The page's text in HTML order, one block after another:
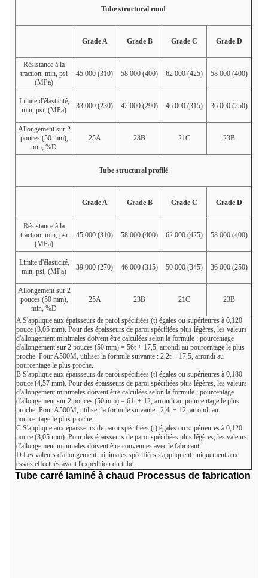
Tube structural rond
Grade A Grade B Grade C Grade D
Résistance à la
traction, min, psi
(MPa)
45 000 (310) 58 000 (400) 62 000 (425) 58 000 (400)
Limite d'élasticité,
min, psi, (MPa)
33 000 (230) 42 000 (290) 46 000 (315) 36 000 (250)
Allongement sur 2
pouces (50 mm),
min, %D
25A 23B 21C 23B
Tube structural profilé
Grade A Grade B Grade C Grade D
Résistance à la
traction, min, psi
(MPa)
45 000 (310) 58 000 (400) 62 000 (425) 58 000 (400)
Limite d'élasticité,
min, psi, (MPa)
39 000 (270) 46 000 (315) 50 000 (345) 36 000 (250)
Allongement sur 2
pouces (50 mm),
min, %D
25A 23B 21C 23B
A S'applique aux épaisseurs de paroi spécifiées (t) égales ou supérieures à 0,120
pouce (3,05 mm). Pour des épaisseurs de paroi spécifiées plus légères, les valeurs
d'allongement minimales doivent être calculées selon la formule : pourcentage
d'allongement sur 2 pouces (50 mm) = 56t + 17,5, arrondi au pourcentage le plus
proche. Pour A500M, utiliser la formule suivante : 2,2t + 17,5, arrondi au
pourcentage le plus proche.
B S'applique aux épaisseurs de paroi spécifiées (t) égales ou supérieures à 0,180
pouce (4,57 mm). Pour des épaisseurs de paroi spécifiées plus légères, les valeurs
d'allongement minimales doivent être calculées selon la formule : pourcentage
d'allongement sur 2 pouces (50 mm) = 61t + 12, arrondi au pourcentage le plus
proche. Pour A500M, utiliser la formule suivante : 2,4t + 12, arrondi au
pourcentage le plus proche.
C S'applique aux épaisseurs de paroi spécifiées (t) égales ou supérieures à 0,120
pouce (3,05 mm). Pour des épaisseurs de paroi spécifiées plus légères, les valeurs
d'allongement minimales doivent être convenues avec le fabricant.
D Les valeurs d'allongement minimales spécifiées s'appliquent uniquement aux
essais effectués avant l'expédition du tube.
Tube carré laminé à chaud Processus de fabrication